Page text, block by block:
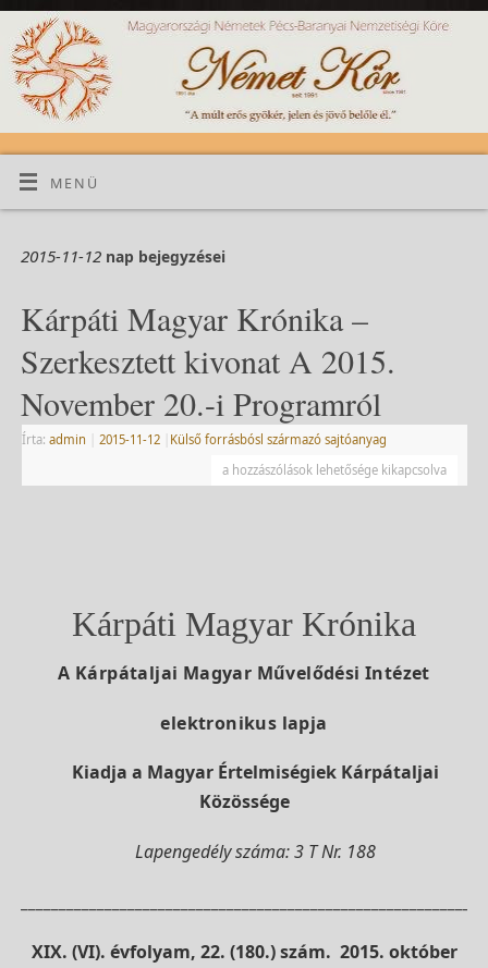
MENÜ
2015-11-12nap bejegyzései
Kárpáti Magyar Krónika –
Szerkesztett kivonat A 2015.
November 20.-i Programról
Írta: admin 2015-11-12
Külső forrásbósl származó sajtóanyag
a hozzászólások lehetősége kikapcsolva
Kárpáti Magyar Krónika
A Kárpátaljai Magyar Művelődési Intézet
elektronikus lapja
Kiadja a Magyar Értelmiségiek Kárpátaljai
Közössége
Lapengedély száma: 3 T Nr. 188
XIX. (VI). évfolyam, 22. (180.) szám. 2015. október